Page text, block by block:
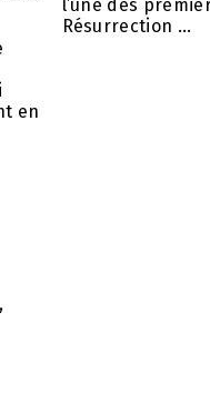
en
l’une des
Résurrection ...